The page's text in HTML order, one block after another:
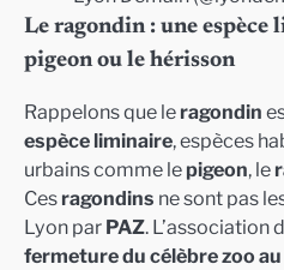
Le ragondin : une
pigeon ou le hérisson
Rappelons que le ragondin
espèce liminaire, espèces
urbains comme le pigeon, le
Ces ragondins ne sont pas
Lyon par PAZ. L’association
fermeture du célèbre zoo